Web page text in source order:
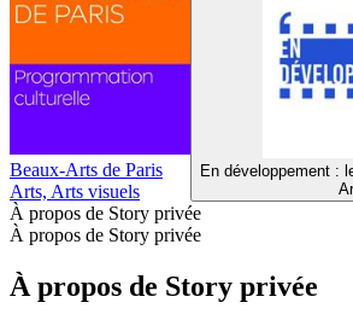
Beaux-Arts de Paris
Arts, Arts visuels
En développement :
À propos de Story privée
À propos de Story privée
À propos de Story privée